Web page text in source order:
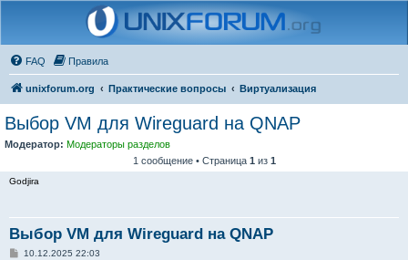
FAQ Правила
unixforum.org Практические вопросы Виртуализация
Выбор VM для Wireguard на QNAP
Модератор: Модераторы разделов
1 сообщение • Страница 1 из 1
Godjira
Выбор VM для Wireguard на QNAP
С10.12.2025 22:03